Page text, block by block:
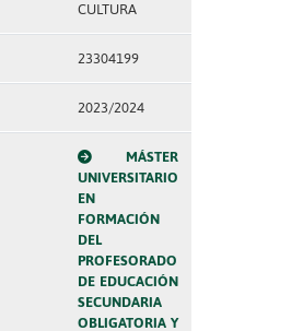
CULTURA
23304199
2023/2024
MÁSTER
UNIVERSITARIO
EN
FORMACIÓN
DEL
PROFESORADO
DE EDUCACIÓN
SECUNDARIA
OBLIGATORIA Y